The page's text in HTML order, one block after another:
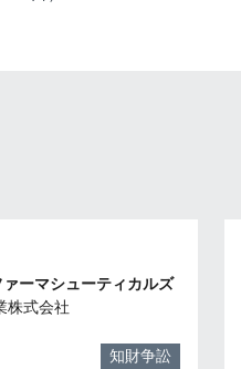
ーマシューティカルズ
株式会社
知財争訟